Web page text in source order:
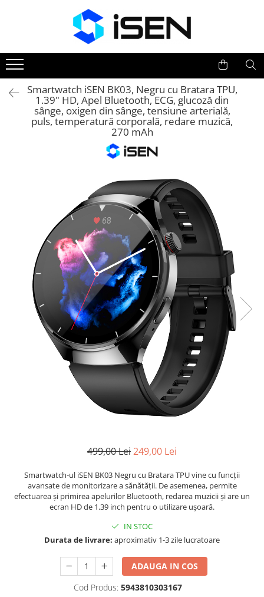
Trotinete electrice
Piese si accesorii
Smartwatch iSEN BK03, Negru cu Bratara TPU,
1.39" HD, Apel Bluetooth, ECG, glucoză din
sânge, oxigen din sânge, tensiune arterială,
puls, temperatură corporală, redare muzică,
270 mAh
499,00 Lei249,00 Lei
Smartwatch-ul iSEN BK03 Negru cu Bratara TPU vine cu funcții
avansate de monitorizare a sănătății. De asemenea, permite
efectuarea și primirea apelurilor Bluetooth, redarea muzicii și are un
ecran HD de 1.39 inch pentru o utilizare ușoară.
IN STOC
Durata de livrare: aproximativ 1-3 zile lucratoare
ADAUGA IN COS
Cod Produs: 5943810303167